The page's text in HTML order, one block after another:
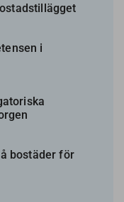
i
bostäder för